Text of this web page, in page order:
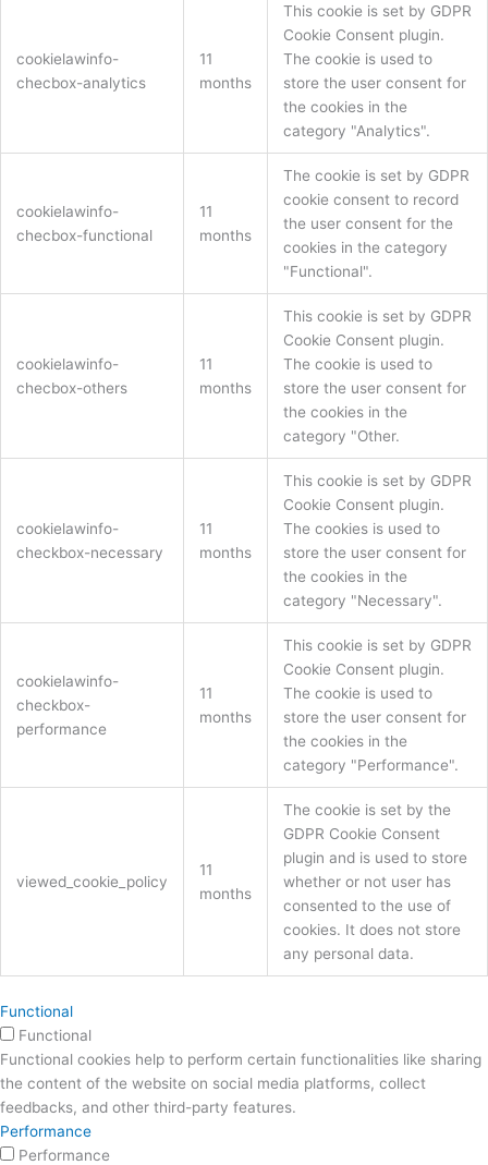
cookielawinfo-
checbox-analytics
11
months
This cookie is set by GDPR
Cookie Consent plugin.
The cookie is used to
store the user consent for
the cookies in the
category "Analytics".
cookielawinfo-
checbox-functional
11
months
The cookie is set by GDPR
cookie consent to record
the user consent for the
cookies in the category
"Functional".
cookielawinfo-
checbox-others
11
months
This cookie is set by GDPR
Cookie Consent plugin.
The cookie is used to
store the user consent for
the cookies in the
category "Other.
cookielawinfo-
checkbox-necessary
11
months
This cookie is set by GDPR
Cookie Consent plugin.
The cookies is used to
store the user consent for
the cookies in the
category "Necessary".
cookielawinfo-
checkbox-
performance
11
months
This cookie is set by GDPR
Cookie Consent plugin.
The cookie is used to
store the user consent for
the cookies in the
category "Performance".
viewed_cookie_policy
11
months
The cookie is set by the
GDPR Cookie Consent
plugin and is used to store
whether or not user has
consented to the use of
cookies. It does not store
any personal data.
Functional
Functional
Functional cookies help to perform certain functionalities like sharing
the content of the website on social media platforms, collect
feedbacks, and other third-party features.
Performance
Performance